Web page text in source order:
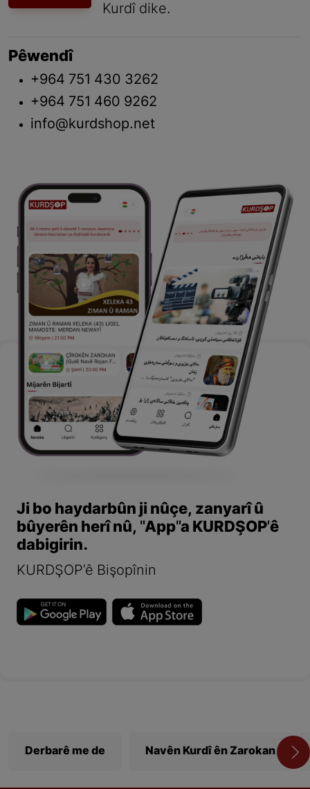
Kurdî dike.
Pêwendî
+964 751 430 3262
+964 751 460 9262
info@kurdshop.net
Ji bo haydarbûn ji nûçe, zanyarî û
bûyerên herî nû, "App"a KURDŞOP'ê
dabigirin.
KURDŞOP'ê Bişopînin
Derbarê me de Navên Kurdî ên Zarokan